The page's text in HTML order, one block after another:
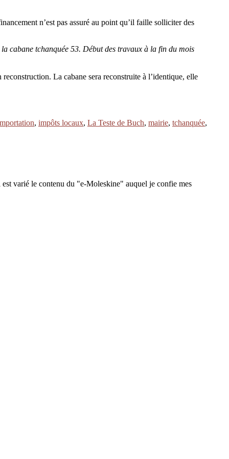
n’est pas assuré au point qu’il faille solliciter des
cabane tchanquée 53. Début des travaux à la fin du mois
La cabane sera reconstruite à l’identique, elle
, impôts locaux, La Teste de Buch, mairie, tchanquée,
varié le contenu du "e-Moleskine" auquel je confie mes